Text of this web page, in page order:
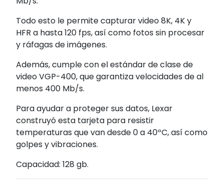
Todo esto le permite capturar video 8K, 4K y
HFR a hasta 120 fps, así como fotos sin procesar
y ráfagas de imágenes.
Además, cumple con el estándar de clase de
video VGP-400, que garantiza velocidades de al
menos 400 Mb/s.
Para ayudar a proteger sus datos, Lexar
construyó esta tarjeta para resistir
temperaturas que van desde 0 a 40ºC, así como
golpes y vibraciones.
Capacidad: 128 gb.